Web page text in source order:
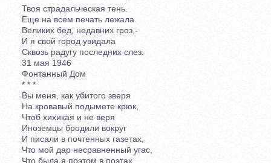
Твоя страдальческая тень.
Еще на всем печать лежала
Великих бед, недавних гроз,-
И я свой город увидала
Сквозь радугу последних слез.
31 мая 1946
Фонтанный Дом
* * *
Вы меня, как убитого зверя
Нa кровавый подымете крюк,
Чтоб хихикая и не веря
Иноземцы бродили вокруг
И писали в почтенных газетах,
Что мой дар несравненный угас,
Что была я поэтом в поэтах,